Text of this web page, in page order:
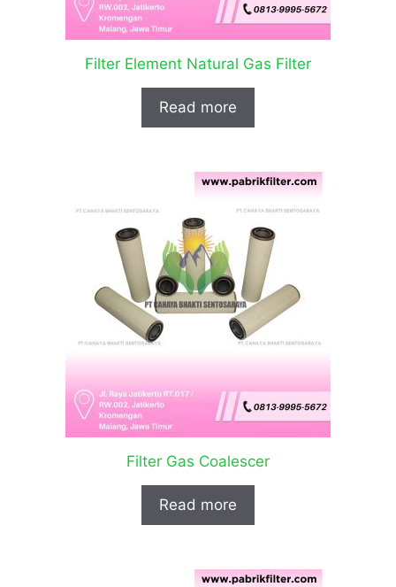
Filter Element Natural Gas Filter
Read more
Filter Gas Coalescer
Read more